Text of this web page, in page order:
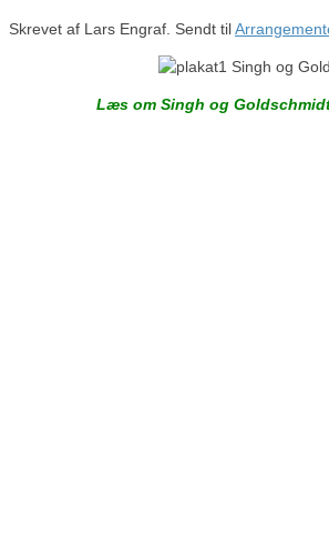
Skrevet af Lars Engraf. Sendt til
Læs om Singh og